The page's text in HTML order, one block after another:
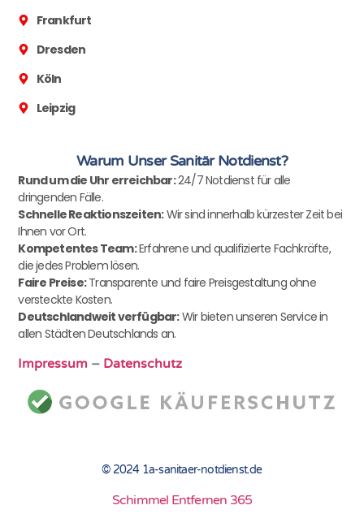
Frankfurt
Dresden
Köln
Leipzig
Warum Unser Sanitär Notdienst?
Rund um die Uhr erreichbar:24/7 Notdienst für alle
dringenden Fälle.
Schnelle Reaktionszeiten:Wir sind innerhalb kürzester Zeit bei
Ihnen vor Ort.
Kompetentes Team:Erfahrene und qualifizierte Fachkräfte,
die jedes Problem lösen.
Faire Preise:Transparente und faire Preisgestaltung ohne
versteckte Kosten.
Deutschlandweit verfügbar:Wir bieten unseren Service in
allen Städten Deutschlands an.
Impressum – Datenschutz
© 2024 1a-sanitaer-notdienst.de
Schimmel Entfernen 365